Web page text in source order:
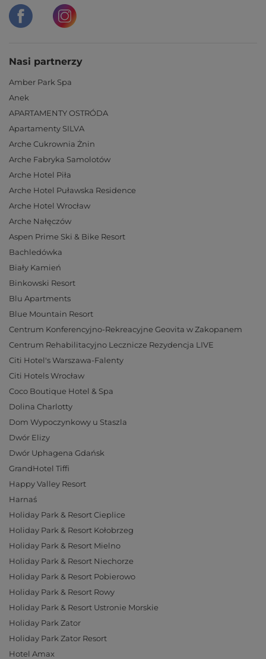
Nasi partnerzy
Amber Park Spa
Anek
APARTAMENTY OSTRÓDA
Apartamenty SILVA
Arche Cukrownia Żnin
Arche Fabryka Samolotów
Arche Hotel Piła
Arche Hotel Puławska Residence
Arche Hotel Wrocław
Arche Nałęczów
Aspen Prime Ski & Bike Resort
Bachledówka
Biały Kamień
Binkowski Resort
Blu Apartments
Blue Mountain Resort
Centrum Konferencyjno-Rekreacyjne Geovita w Zakopanem
Centrum Rehabilitacyjno Lecznicze Rezydencja LIVE
Citi Hotel's Warszawa-Falenty
Citi Hotels Wrocław
Coco Boutique Hotel & Spa
Dolina Charlotty
Dom Wypoczynkowy u Staszla
Dwór Elizy
Dwór Uphagena Gdańsk
GrandHotel Tiffi
Happy Valley Resort
Harnaś
Holiday Park & Resort Cieplice
Holiday Park & Resort Kołobrzeg
Holiday Park & Resort Mielno
Holiday Park & Resort Niechorze
Holiday Park & Resort Pobierowo
Holiday Park & Resort Rowy
Holiday Park & Resort Ustronie Morskie
Holiday Park Zator
Holiday Park Zator Resort
Hotel Amax